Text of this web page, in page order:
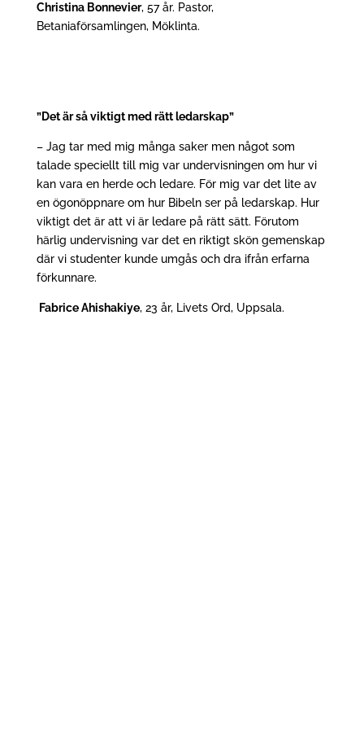
Christina Bonnevier, 57 år. Pastor,
Betaniaförsamlingen, Möklinta.
”Det är så viktigt med rätt ledarskap”
– Jag tar med mig många saker men något som
talade speciellt till mig var undervisningen om hur vi
kan vara en herde och ledare. För mig var det lite av
en ögonöppnare om hur Bibeln ser på ledarskap. Hur
viktigt det är att vi är ledare på rätt sätt. Förutom
härlig undervisning var det en riktigt skön gemenskap
där vi studenter kunde umgås och dra ifrån erfarna
förkunnare.
Fabrice Ahishakiye, 23 år, Livets Ord, Uppsala.